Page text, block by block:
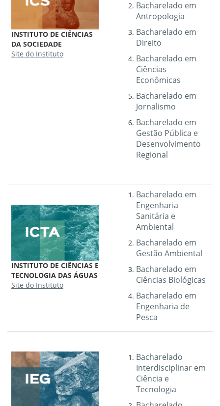
INSTITUTO DE CIÊNCIAS
DA SOCIEDADE
Site do Instituto
Bacharelado em
Antropologia
Bacharelado em
Direito
Bacharelado em
Ciências
Econômicas
Bacharelado em
Jornalismo
Bacharelado em
Gestão Pública e
Desenvolvimento
Regional
INSTITUTO DE CIÊNCIAS E
TECNOLOGIA DAS ÁGUAS
Site do Instituto
Bacharelado em
Engenharia
Sanitária e
Ambiental
Bacharelado em
Gestão Ambiental
Bacharelado em
Ciências Biológicas
Bacharelado em
Engenharia de
Pesca
Bacharelado
Interdisciplinar em
Ciência e
Tecnologia